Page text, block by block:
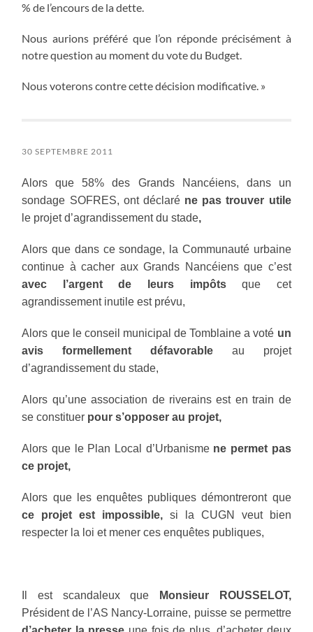
% de l’encours de la dette.
Nous aurions préféré que l’on réponde précisément à
notre question au moment du vote du Budget.
Nous voterons contre cette décision modificative. »
30 SEPTEMBRE 2011
Alors que 58% des Grands Nancéiens, dans un
sondage SOFRES, ont déclaré ne pas trouver utile
le projet d’agrandissement du stade,
Alors que dans ce sondage, la Communauté urbaine
continue à cacher aux Grands Nancéiens que c’est
avec l’argent de leurs impôtsque cet
agrandissement inutile est prévu,
Alors que le conseil municipal de Tomblaine a voté un
avis formellement défavorable au projet
d’agrandissement du stade,
Alors qu’une association de riverains est en train de
se constituer pour s’opposer au projet,
Alors que le Plan Local d’Urbanisme ne permet pas
ce projet,
Alors que les enquêtes publiques démontreront que
ce projet est impossible, si la CUGN veut bien
respecter la loi et mener ces enquêtes publiques,
Il est scandaleux que
Monsieur ROUSSELOT,
Président de l’AS Nancy-Lorraine, puisse se permettre